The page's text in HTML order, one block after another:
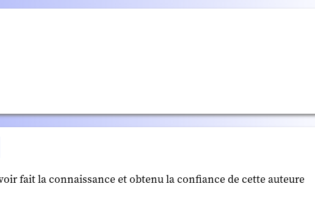
fait la connaissance et obtenu la confiance de cette auteure